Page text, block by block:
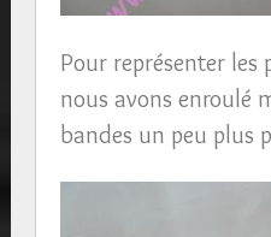
Pour représenter les
nous avons enroulé
bandes un peu plus